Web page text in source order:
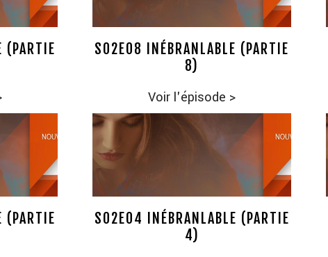
(PARTIE
S02E08 INÉBRANLABLE (PARTIE
8)
Voir l'épisode >
(PARTIE
S02E04 INÉBRANLABLE (PARTIE
4)